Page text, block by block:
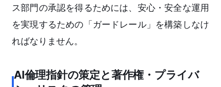
ス部門の承認を得るためには、安心・安全な運用
を実現するための「ガードレール」を構築しなけ
ればなりません。
AI倫理指針の策定と著作権・プライバ